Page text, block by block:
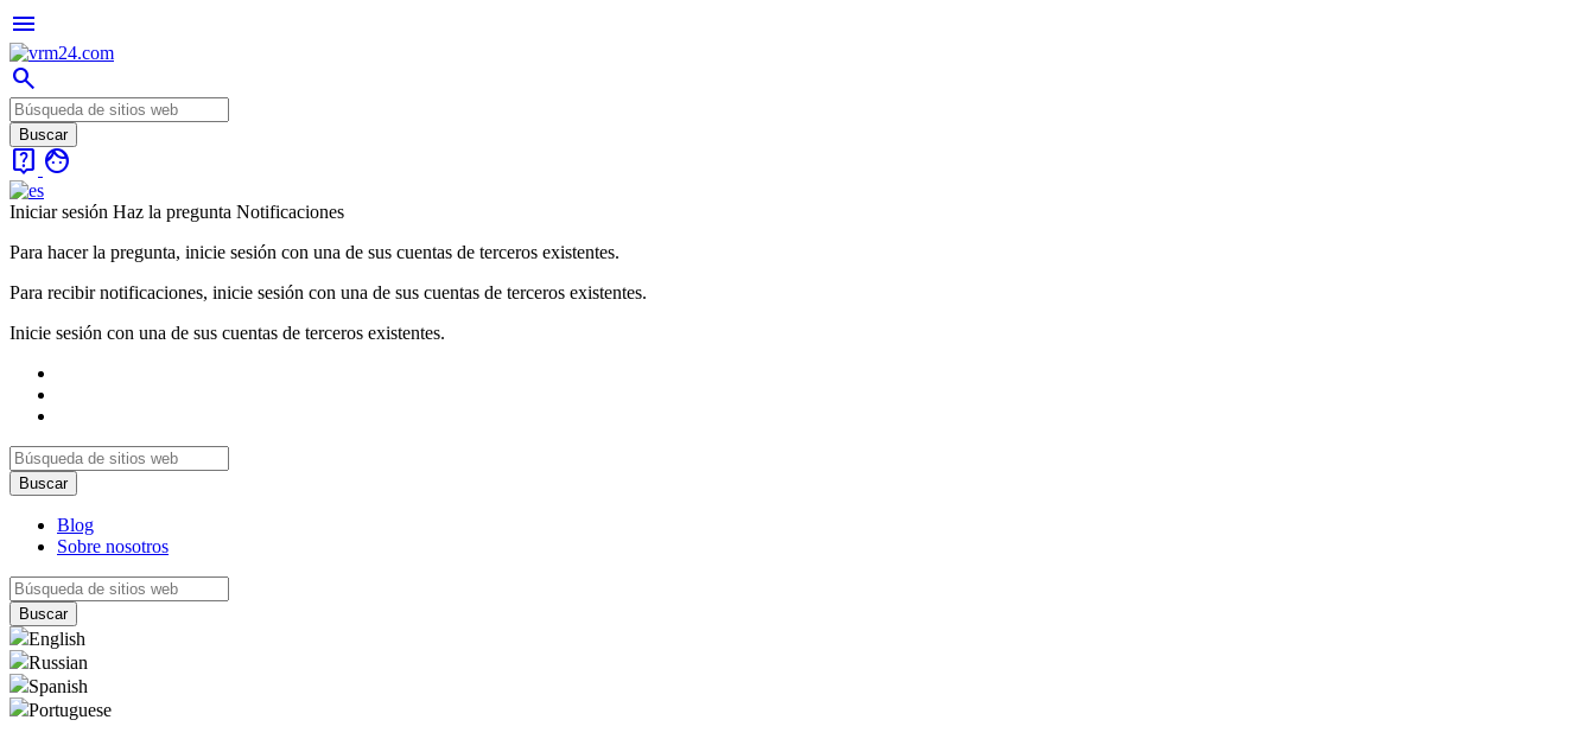
menu
search
live_help face
Iniciar sesión Haz la pregunta Notificaciones
Para hacer la pregunta, inicie sesión con una de sus cuentas de terceros existentes.
Para recibir notificaciones, inicie sesión con una de sus cuentas de terceros existentes.
Inicie sesión con una de sus cuentas de terceros existentes.
Blog
Sobre nosotros
English
Russian
Spanish
Portuguese